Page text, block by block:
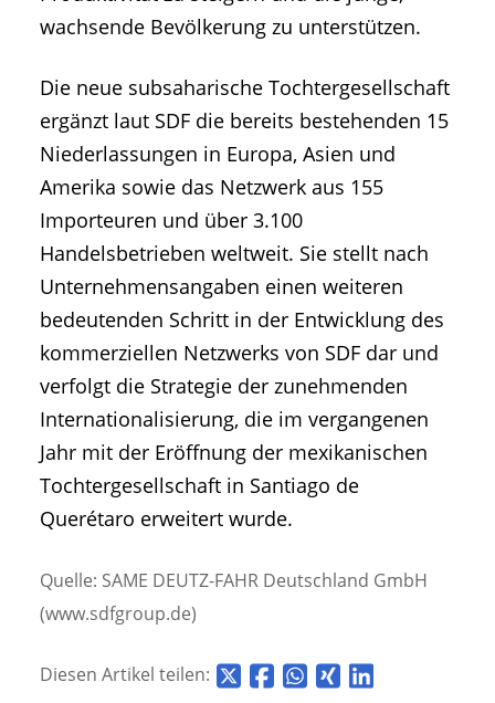
wachsende Bevölkerung zu unterstützen.
Die neue subsaharische Tochtergesellschaft
ergänzt laut SDF die bereits bestehenden 15
Niederlassungen in Europa, Asien und
Amerika sowie das Netzwerk aus 155
Importeuren und über 3.100
Handelsbetrieben weltweit. Sie stellt nach
Unternehmensangaben einen weiteren
bedeutenden Schritt in der Entwicklung des
kommerziellen Netzwerks von SDF dar und
verfolgt die Strategie der zunehmenden
Internationalisierung, die im vergangenen
Jahr mit der Eröffnung der mexikanischen
Tochtergesellschaft in Santiago de
Querétaro erweitert wurde.
Quelle: SAME DEUTZ-FAHR Deutschland GmbH
(www.sdfgroup.de)
Diesen Artikel teilen: